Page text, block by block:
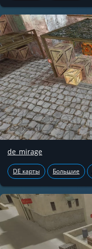
de_mirage
DE карты Большие